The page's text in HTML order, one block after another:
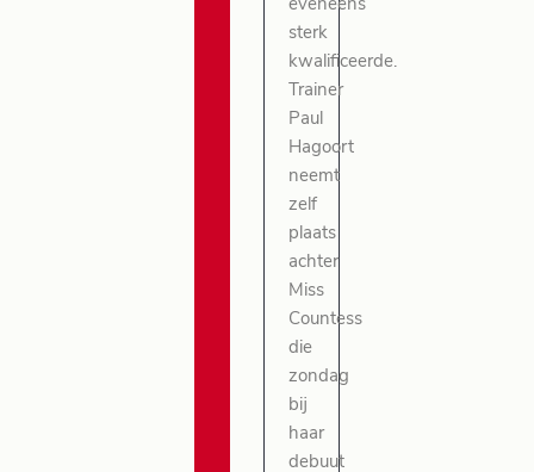
eveneens
sterk
kwalificeerde.
Trainer
Paul
Hagoort
neemt
zelf
plaats
achter
Miss
Countess
die
zondag
bij
haar
debuut